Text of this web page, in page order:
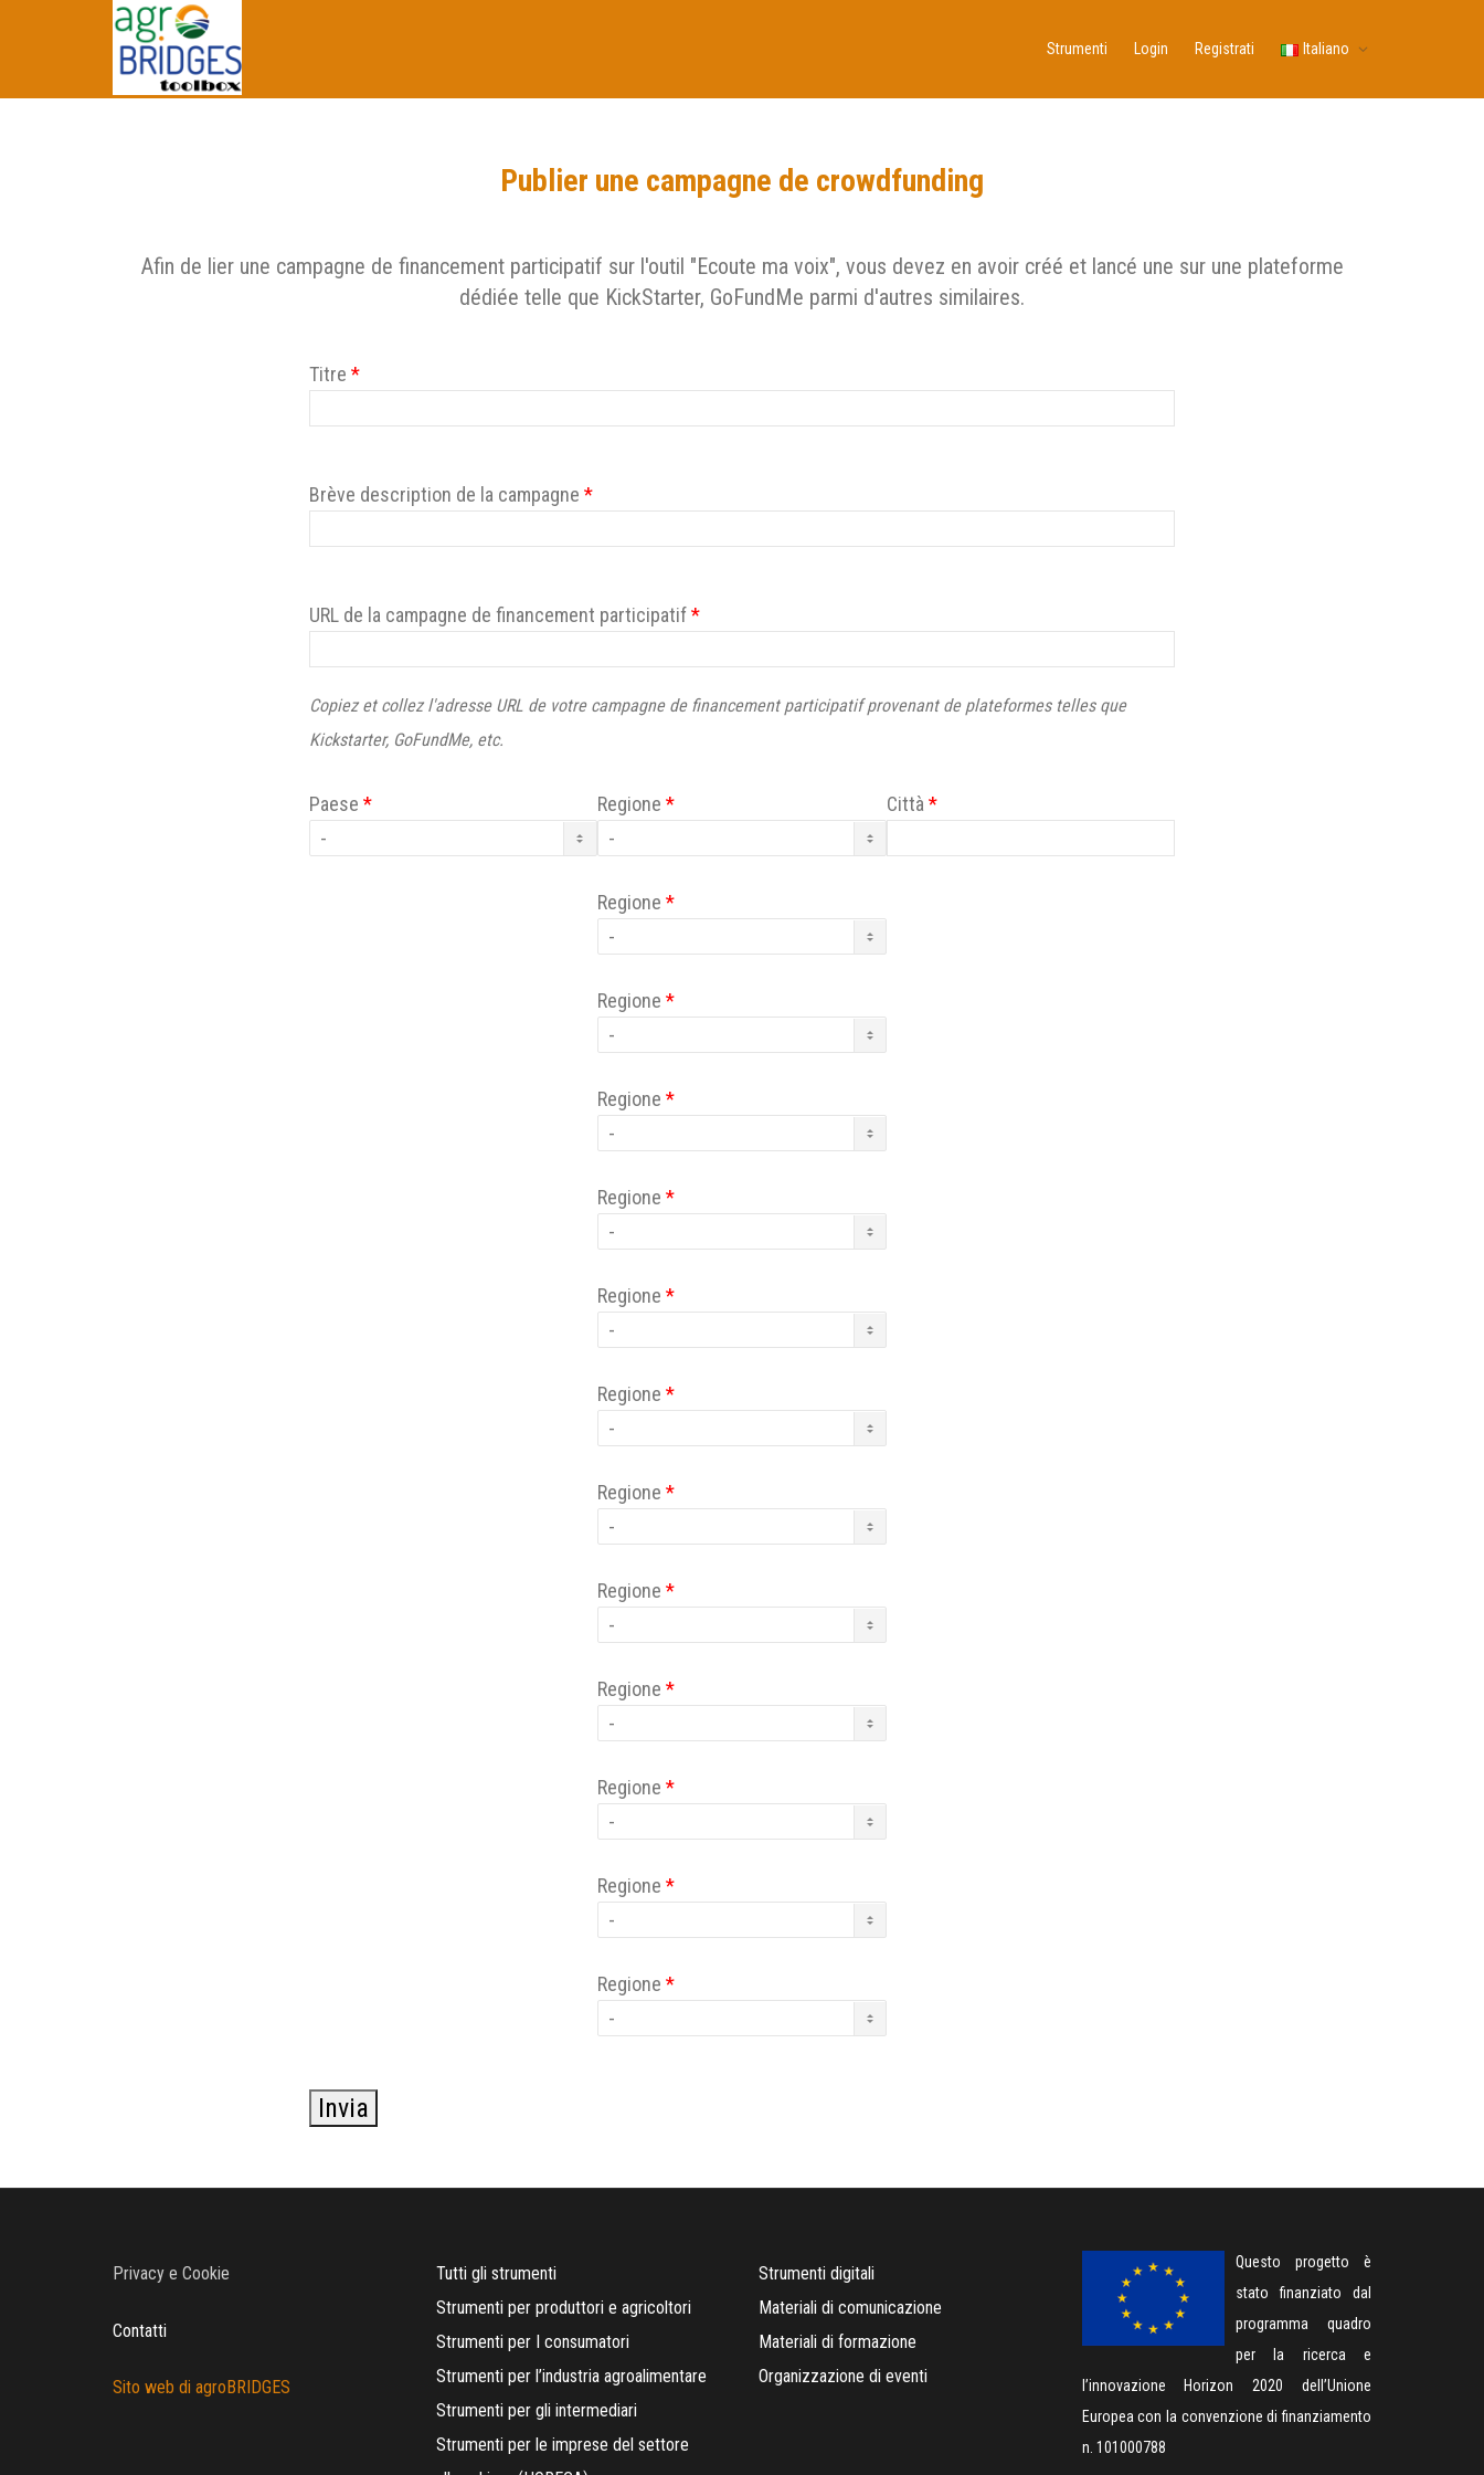
Strumenti Login Registrati Italiano
Publier une campagne de crowdfunding
Afin de lier une campagne de financement participatif sur l'outil "Ecoute ma voix", vous devez en avoir créé et lancé une sur une plateforme
dédiée telle que KickStarter, GoFundMe parmi d'autres similaires.
Titre *
Brève description de la campagne *
URL de la campagne de financement participatif*
Copiez et collez l'adresse URL de votre campagne de financement participatif provenant de plateformes telles que
Kickstarter, GoFundMe, etc.
Paese * Regione*
Regione*
Regione*
Regione*
Regione*
Regione*
Regione*
Regione*
Regione*
Regione*
Regione*
Regione*
Regione*
Città *
Invia
Privacy e Cookie
Contatti
Sito web di agroBRIDGES
Tutti gli strumenti
Strumenti per produttori e agricoltori
Strumenti per I consumatori
Strumenti per l’industria agroalimentare
Strumenti per gli intermediari
Strumenti per le imprese del settore
Strumenti digitali
Materiali di comunicazione
Materiali di formazione
Organizzazione di eventi
Questo progetto è
stato finanziato dal
programma quadro
per la ricerca e
l’innovazione Horizon 2020 dell’Unione
Europea con la convenzione di finanziamento
n. 101000788